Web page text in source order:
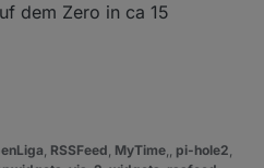
dem Zero in ca 15
, RSSFeed, MyTime,, pi-hole2,